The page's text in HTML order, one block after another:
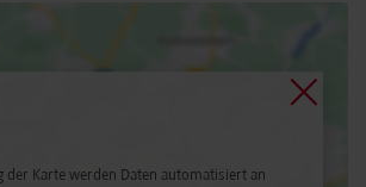
der Karte werden Daten automatisiert an